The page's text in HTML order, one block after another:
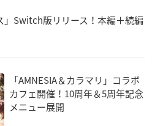
」Switch版リリース！本編＋続編
「AMNESIA＆カラマリ」コラボ
カフェ開催！10周年＆5周年記念
メニュー展開